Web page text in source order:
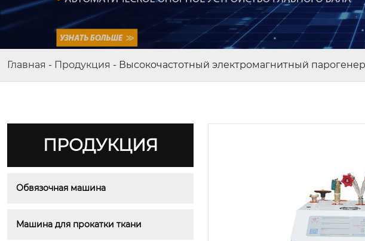
Главная - Продукция - Высокочастотный электромагнитный
ПРОДУКЦИЯ
Обвязочная машина
Машина для прокатки ткани